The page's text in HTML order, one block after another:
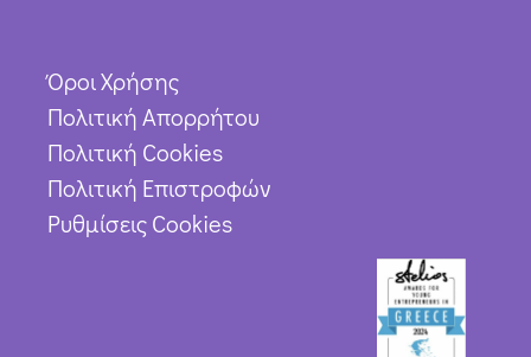
Όροι Χρήσης
Πολιτική Απορρήτου
Πολιτική Cookies
Πολιτική Επιστροφών
Ρυθμίσεις Cookies